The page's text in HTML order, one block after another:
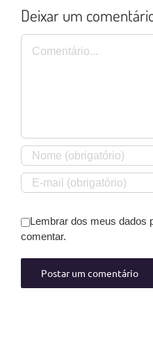
Deixar um
Comentário
Lembrar dos meus dados
comentar.